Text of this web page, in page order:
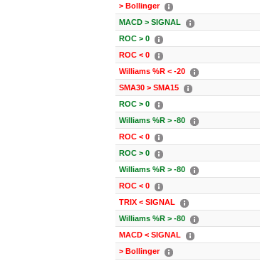
> Bollinger
MACD > SIGNAL
ROC > 0
ROC < 0
Williams %R < -20
SMA30 > SMA15
ROC > 0
Williams %R > -80
ROC < 0
ROC > 0
Williams %R > -80
ROC < 0
TRIX < SIGNAL
Williams %R > -80
MACD < SIGNAL
> Bollinger